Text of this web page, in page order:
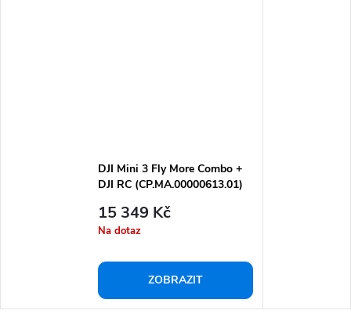
DJI Mini 3 Fly More Combo +
DJI RC (CP.MA.00000613.01)
15 349 Kč
Na dotaz
ZOBRAZIT